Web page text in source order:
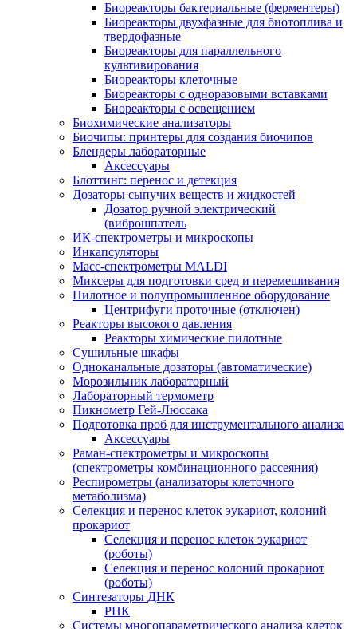
Биореакторы бактериальные (ферментеры)
Биореакторы двухфазные для биотоплива и
твердофазные
Биореакторы для параллельного
культивирования
Биореакторы клеточные
Биореакторы с одноразовыми вставками
Биореакторы с освещением
Биохимические анализаторы
Биочипы: принтеры для создания биочипов
Блендеры лабораторные
Аксессуары
Блоттинг: перенос и детекция
Дозаторы сыпучих веществ и жидкостей
Дозатор ручной электрический
(виброшпатель
ИК-спектрометры и микроскопы
Инкапсуляторы
Масс-спектрометры MALDI
Миксеры для подготовки сред и перемешивания
Пилотное и полупромышленное оборудование
Центрифуги проточные (отключен)
Реакторы высокого давления
Реакторы химические пилотные
Сушильные шкафы
Одноканальные дозаторы (автоматические)
Морозильник лабораторный
Лабораторный термометр
Пикнометр Гей-Люссака
Подготовка проб для инструментального анализа
Аксессуары
Раман-спектрометры и микроскопы
(спектрометры комбинационного рассеяния)
Респирометры (анализаторы клеточного
метаболизма)
Селекция и перенос клеток эукариот, колоний
прокариот
Селекция и перенос клеток эукариот
(роботы)
Селекция и перенос колоний прокариот
(роботы)
Синтезаторы ДНК
РНК
Системы многопараметрического анализа клеток